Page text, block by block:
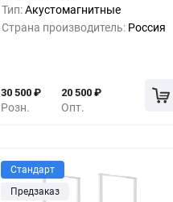
Тип:Акустомагнитные
Страна производитель: Россия
Розн.
30 500 ₽
Опт.
20 500 ₽
24 500
Стандарт
Предзаказ